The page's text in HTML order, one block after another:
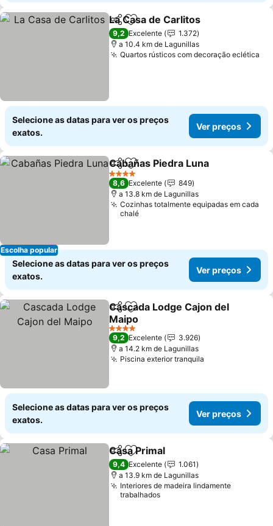
PartilharAdicionar aos favoritos
La Casa de Carlitos
9,2 Excelente
1.372
a 10.4 km de Lagunillas
Quartos rústicos com decoração eclética
Selecione as datas para ver os preços
exatos.
Ver preços
Escolha popular
PartilharAdicionar aos favoritos
Cabañas Piedra Luna
4 Estrelas
8,6 Excelente
849
a 13.8 km de Lagunillas
Cozinhas totalmente equipadas em cada
chalé
Selecione as datas para ver os preços
exatos.
Ver preços
PartilharAdicionar aos favoritos
Cascada Lodge Cajon del
Maipo
4 Estrelas
9,2 Excelente
3.926
a 14.2 km de Lagunillas
Piscina exterior tranquila
Selecione as datas para ver os preços
exatos.
Ver preços
PartilharAdicionar aos favoritos
Casa Primal
9,4 Excelente
1.061
a 13.9 km de Lagunillas
Interiores de madeira lindamente
trabalhados